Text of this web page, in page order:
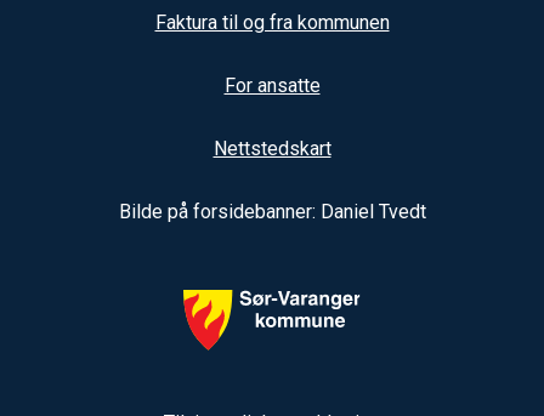
Faktura til og fra kommunen
For ansatte
Nettstedskart
Bilde på forsidebanner: Daniel Tvedt